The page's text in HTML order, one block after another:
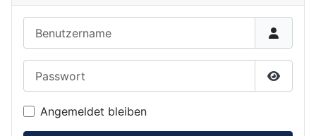
Angemeldet bleiben